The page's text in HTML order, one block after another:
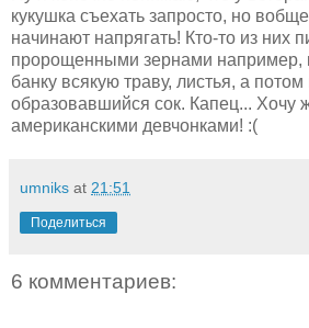
кукушка съехать запросто, но
начинают напрягать! Кто-то из них
пророщенными зернами например,
банку всякую траву, листья, а потом
образовавшийся сок. Капец... Хочу
американскими девчонками! :(
umniks at 21:51
Поделиться
6 комментариев: